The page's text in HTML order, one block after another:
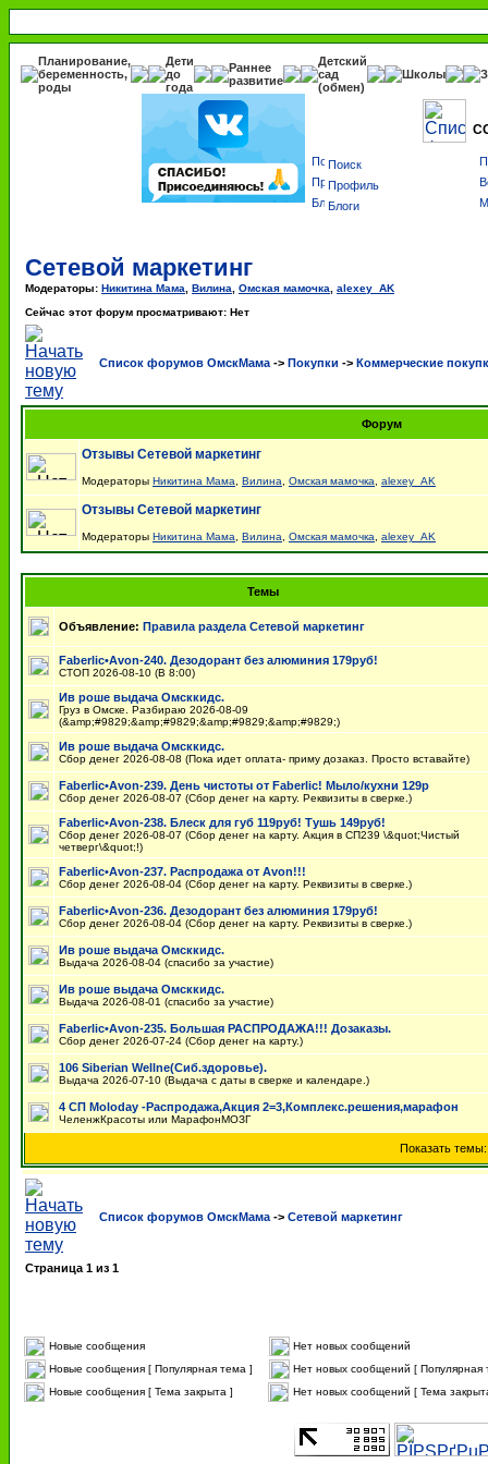
Планирование,
беременность,
роды
Дети
до
года
Раннее
развитие
Детский
сад
(обмен)
Школы
Поиск
Профиль
Блоги
Сетевой маркетинг
Модераторы: Никитина Мама Вилина Омская мамочка
alexey_AK
Сейчас этот форум просматривают: Нет
Список форумов ОмскМама -> Покупки -> Коммерческие
Форум
Отзывы Сетевой маркетинг
Модераторы Никитина Мама Вилина Омская мамочка alexey_AK
Отзывы Сетевой маркетинг
Модераторы Никитина Мама Вилина Омская мамочка alexey_AK
Темы
Объявление: Правила раздела Сетевой маркетинг
Faberlic•Avon-240. Дезодорант без алюминия 179руб!
СТОП 2026-08-10 (В 8:00)
Ив роше выдача Омсккидс.
Груз в Омске. Разбираю 2026-08-09
(&amp;#9829;&amp;#9829;&amp;#9829;&amp;#9829;)
Ив роше выдача Омсккидс.
Сбор денег 2026-08-08 (Пока идет оплата- приму дозаказ. Просто вставайте)
Faberlic•Avon-239. День чистоты от Faberlic! Мыло/кухни 129р
Сбор денег 2026-08-07 (Сбор денег на карту. Реквизиты в сверке.)
Faberlic•Avon-238. Блеск для губ 119руб! Тушь 149руб!
Сбор денег 2026-08-07 (Сбор денег на карту. Акция в СП239 \&quot;Чистый
четверг\&quot;!)
Faberlic•Avon-237. Распродажа от Avon!!!
Сбор денег 2026-08-04 (Сбор денег на карту. Реквизиты в сверке.)
Faberlic•Avon-236. Дезодорант без алюминия 179руб!
Сбор денег 2026-08-04 (Сбор денег на карту. Реквизиты в сверке.)
Ив роше выдача Омсккидс.
Выдача 2026-08-04 (спасибо за участие)
Ив роше выдача Омсккидс.
Выдача 2026-08-01 (спасибо за участие)
Faberlic•Avon-235. Большая РАСПРОДАЖА!!! Дозаказы.
Сбор денег 2026-07-24 (Сбор денег на карту.)
106 Siberian Wellne(Сиб.здоровье).
Выдача 2026-07-10 (Выдача с даты в сверке и календаре.)
4 СП Мoloday -Распродажа,Акция 2=3,Комплекс.решения,марафон
ЧеленжКрасоты или МарафонМОЗГ
Показать
Список форумов ОмскМама -> Сетевой маркетинг
Страница 1 из 1
Новые сообщения
Нет новых сообщений
Новые сообщения [ Популярная тема ]
Нет новых сообщений [ Популярная
Новые сообщения [ Тема закрыта ]
Нет новых сообщений [ Тема